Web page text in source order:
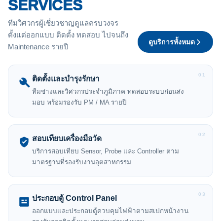
SERVICES
ทีมวิศวกรผู้เชี่ยวชาญดูแลครบวงจร
ตั้งแต่ออกแบบ ติดตั้ง ทดสอบ ไปจนถึง
Maintenance รายปี
ดูบริการทั้งหมด
01
ติดตั้งและบำรุงรักษา
ทีมช่างและวิศวกรประจำภูมิภาค ทดสอบระบบก่อนส่ง
มอบ พร้อมรองรับ PM / MA รายปี
02
สอบเทียบเครื่องมือวัด
บริการสอบเทียบ Sensor, Probe และ Controller ตาม
มาตรฐานที่รองรับงานอุตสาหกรรม
03
ประกอบตู้ Control Panel
ออกแบบและประกอบตู้ควบคุมไฟฟ้าตามสเปกหน้างาน